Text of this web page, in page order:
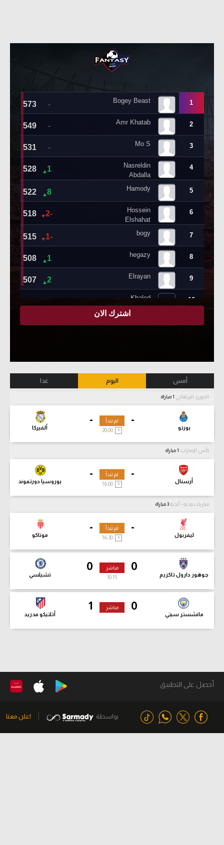
أمس اليوم غدا
الدوري البرتغالي
-
بورتو
-
ألفيركا
لم تبدأ
كأس الإمارات
-
أرسنال
-
بوروسيا دورتموند
لم تبدأ
مباريات ودية - أندية
-
ليفربول
-
موناكو
لم تبدأ
0
جوهور دارول تاكزيم
0
تشيلسي
مباشر
10:17
0
مانشستر سيتي
1
أتلتيكو مدريد
مباشر
أحصل على التطبيق
بواسطة اعلن معنا